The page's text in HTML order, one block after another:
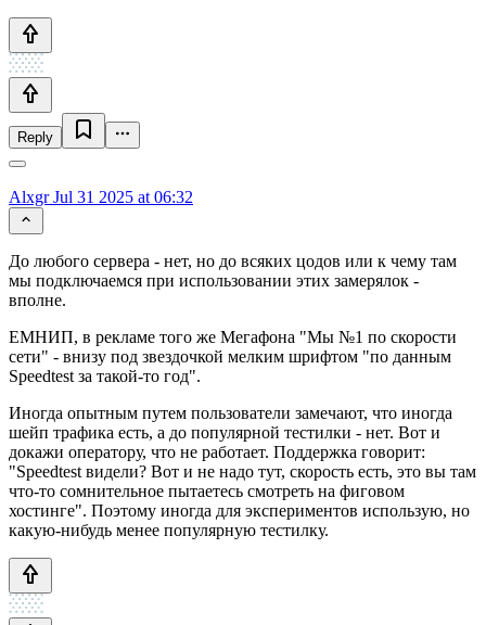
Reply
AlxgrJul 31 2025 at 06:32
До любого сервера - нет, но до всяких цодов или к чему там
мы подключаемся при использовании этих замерялок -
вполне.
ЕМНИП, в рекламе того же Мегафона "Мы №1 по скорости
сети" - внизу под звездочкой мелким шрифтом "по данным
Speedtest за такой-то год".
Иногда опытным путем пользователи замечают, что иногда
шейп трафика есть, а до популярной тестилки - нет. Вот и
докажи оператору, что не работает. Поддержка говорит:
"Speedtest видели? Вот и не надо тут, скорость есть, это вы там
что-то сомнительное пытаетесь смотреть на фиговом
хостинге". Поэтому иногда для экспериментов использую, но
какую-нибудь менее популярную тестилку.